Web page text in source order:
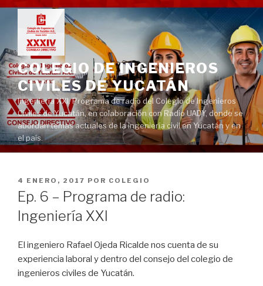
Ir
contenido
COLEGIO DE INGENIEROS
CIVILES DE YUCATÁN
Ingeniería XXI. Programa de radio del Colegio de Ingenieros
Civiles de Yucatán, en colaboración con Radio UADY, donde se
abordan temas actuales de la ingeniería civil en Yucatán y en
el país.
PUBLICADO
EN
4 ENERO, 2017 POR COLEGIO
Ep. 6 – Programa de radio:
Ingeniería XXI
El ingeniero Rafael Ojeda Ricalde nos cuenta de su
experiencia laboral y dentro del consejo del colegio de
ingenieros civiles de Yucatán.